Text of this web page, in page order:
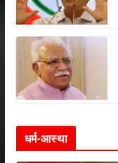
धर्म-आस्था